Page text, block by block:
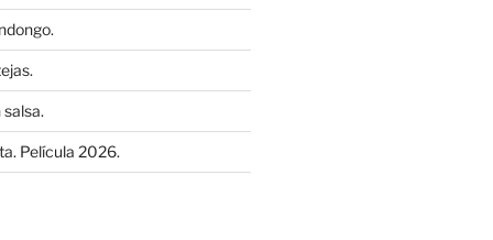
Película 2026.